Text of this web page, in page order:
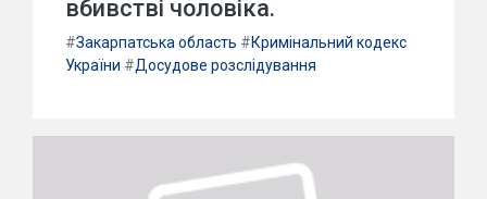
вбивстві чоловіка.
#Закарпатська область #Кримінальний кодекс
України #Досудове розслідування